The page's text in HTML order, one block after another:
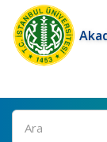
Ara